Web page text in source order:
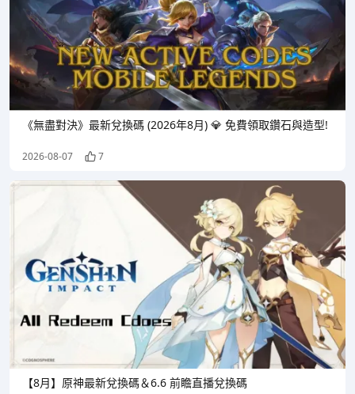
《無盡對決》最新兌換碼 (2026年8月) 💎 免費領取鑽石與造型!
2026-08-07 7
【8月】原神最新兌換碼＆6.6 前瞻直播兌換碼